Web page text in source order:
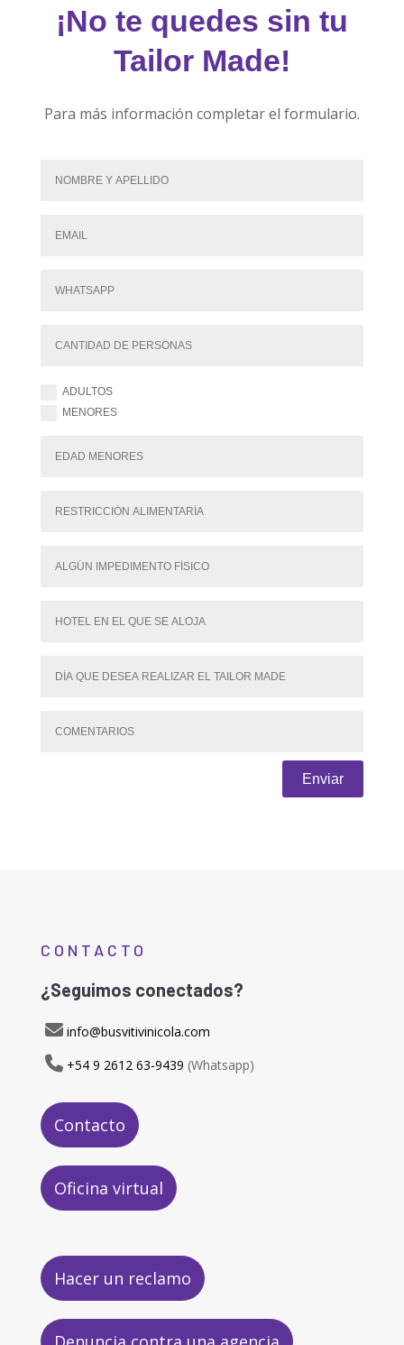
¡No te quedes sin tu
Tailor Made!
Para más información completar el formulario.
ADULTOS
MENORES
Enviar
CONTACTO
¿Seguimos conectados?
info@busvitivinicola.com
+54 9 2612 63-9439 (Whatsapp)
Contacto
Oficina virtual
Hacer un reclamo